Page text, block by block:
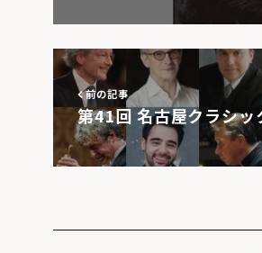
前の記事
第41回 名古屋クラシッ